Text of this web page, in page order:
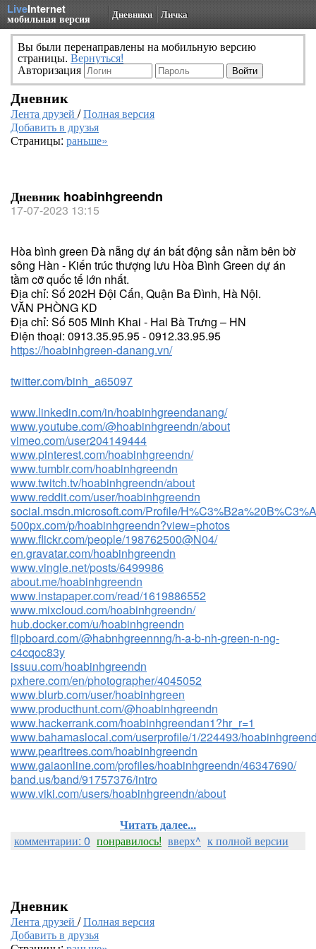
LiveInternet
мобильная версия Дневники Личка
Вы были перенаправлены на мобильную версию
страницы. Вернуться!
Авторизация
Дневник
Лента друзей /Полная версия
Добавить в друзья
Страницы: раньше»
Дневник hoabinhgreendn
17-07-2023 13:15
Hòa bình green Đà nẵng dự án bất động sản nằm bên bờ
sông Hàn - Kiến trúc thượng lưu Hòa Bình Green dự án
tầm cỡ quốc tế lớn nhất.
Địa chỉ: Số 202H Đội Cấn, Quận Ba Đình, Hà Nội.
VĂN PHÒNG KD
Địa chỉ: Số 505 Minh Khai - Hai Bà Trưng – HN
Điện thoại: 0913.35.95.95 - 0912.33.95.95
https://hoabinhgreen-danang.vn/
twitter.com/binh_a65097
www.linkedin.com/in/hoabinhgreendanang/
www.youtube.com/@hoabinhgreendn/about
vimeo.com/user204149444
www.pinterest.com/hoabinhgreendn/
www.tumblr.com/hoabinhgreendn
www.twitch.tv/hoabinhgreendn/about
www.reddit.com/user/hoabinhgreendn
social.msdn.microsoft.com/Profile/
500px.com/p/hoabinhgreendn?view=photos
www.flickr.com/people/198762500@N04/
en.gravatar.com/hoabinhgreendn
www.vingle.net/posts/6499986
about.me/hoabinhgreendn
www.instapaper.com/read/1619886552
www.mixcloud.com/hoabinhgreendn/
hub.docker.com/u/hoabinhgreendn
flipboard.com/@habnhgreennng/h-a-b-nh-green-n-ng-
c4cqoc83y
issuu.com/hoabinhgreendn
pxhere.com/en/photographer/4045052
www.blurb.com/user/hoabinhgreen
www.producthunt.com/@hoabinhgreendn
www.hackerrank.com/hoabinhgreendan1?hr_r=1
www.bahamaslocal.com/userprofile/1/224493/
www.pearltrees.com/hoabinhgreendn
www.gaiaonline.com/profiles/hoabinhgreendn/46347690/
band.us/band/91757376/intro
www.viki.com/users/hoabinhgreendn/about
Читать далее...
комментарии: 0 понравилось! вверх^ к полной версии
Дневник
Лента друзей /Полная версия
Добавить в друзья